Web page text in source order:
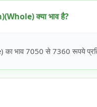
क्या भाव है?
भाव 7050 से 7360 रूपये